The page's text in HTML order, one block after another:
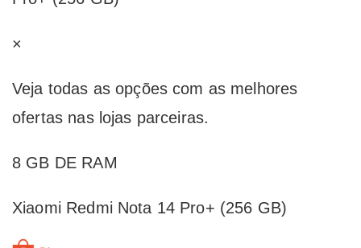
×
Veja todas as opções com as melhores
ofertas nas lojas parceiras.
8 GB DE RAM
Xiaomi Redmi Nota 14 Pro+ (256 GB)